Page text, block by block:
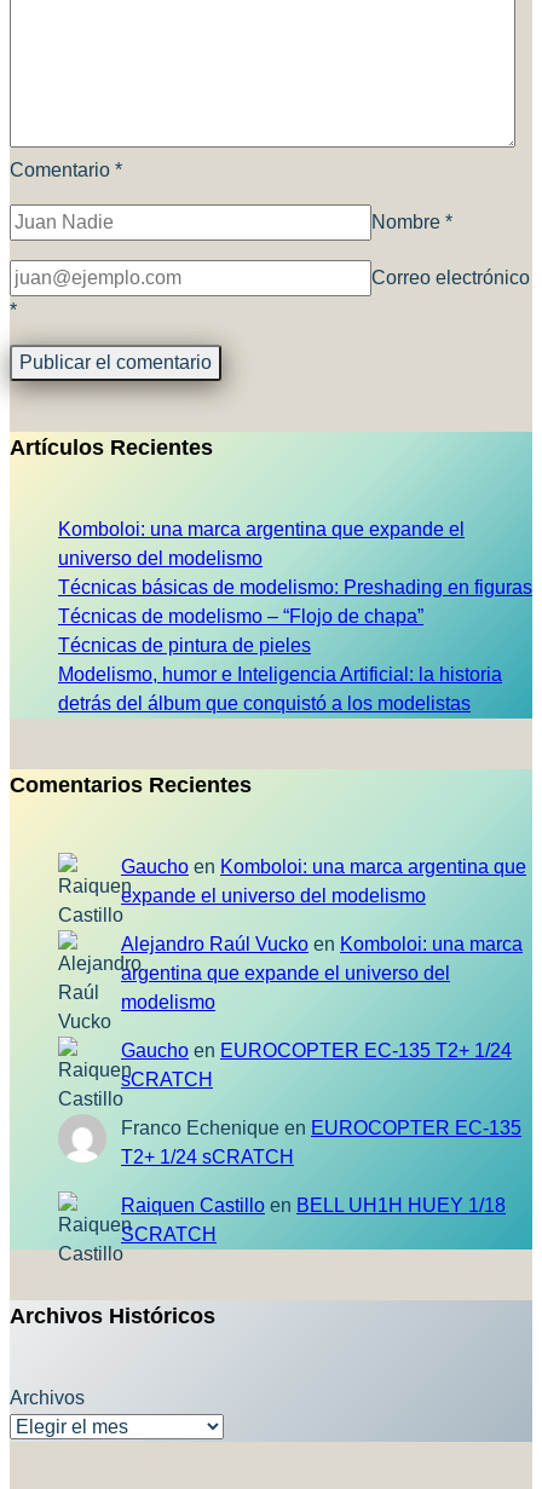
Comentario *
Nombre *
Correo electrónico
*
Artículos Recientes
Komboloi: una marca argentina que expande el
universo del modelismo
Técnicas básicas de modelismo: Preshading en figuras
Técnicas de modelismo – “Flojo de chapa”
Técnicas de pintura de pieles
Modelismo, humor e Inteligencia Artificial: la historia
detrás del álbum que conquistó a los modelistas
Comentarios Recientes
Gaucho en Komboloi: una marca argentina que
expande el universo del modelismo
Alejandro Raúl Vucko en Komboloi: una marca
argentina que expande el universo del
modelismo
Gaucho en EUROCOPTER EC-135 T2+ 1/24
sCRATCH
Franco Echenique en EUROCOPTER EC-135
T2+ 1/24 sCRATCH
Raiquen Castillo en BELL UH1H HUEY 1/18
SCRATCH
Archivos Históricos
Archivos